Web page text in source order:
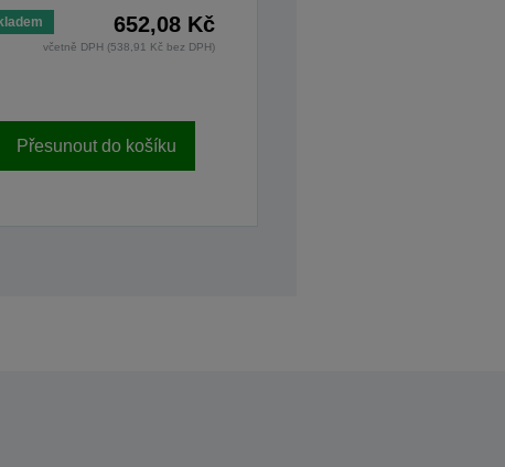
652,08 Kč
včetně DPH (538,91 Kč bez DPH)
Přesunout do košíku